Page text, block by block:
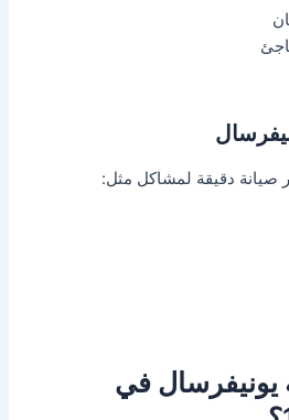
صيانة دقيقة لمشاكل مثل:
يونيفرسال في